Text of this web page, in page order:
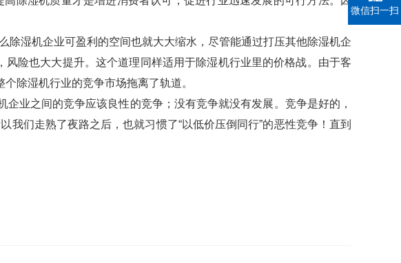
湿机企业可盈利的空间也就大大缩水，尽管能通过打压其他除湿机企
险也大大提升。这个道理同样适用于除湿机行业里的价格战。由于客
除湿机行业的竞争市场拖离了轨道。
企业之间的竞争应该良性的竞争；没有竞争就没有发展。竞争是好的，
们走熟了夜路之后，也就习惯了“以低价压倒同行”的恶性竞争！直到
微信扫一扫